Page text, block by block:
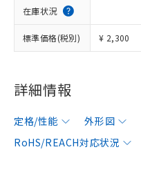
在庫状況
標準価格(税別) ¥ 2,300
詳細情報
定格/性能 外形図
RoHS/REACH対応状況